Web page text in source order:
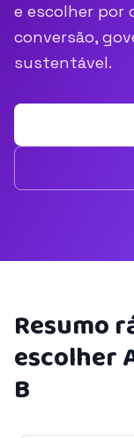
e escolher por
conversão,
sustentável.
Resumo
escolher
B